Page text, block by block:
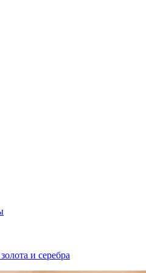
и серебра